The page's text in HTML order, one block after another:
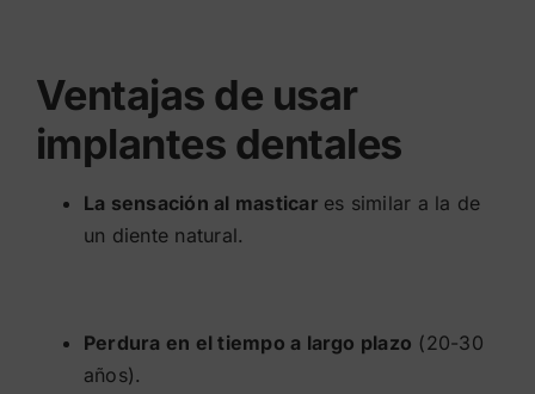
Ventajas de usar
implantes dentales
La sensación al masticar es similar a la de
un diente natural.
Perdura en el tiempo a largo plazo (20-30
años).